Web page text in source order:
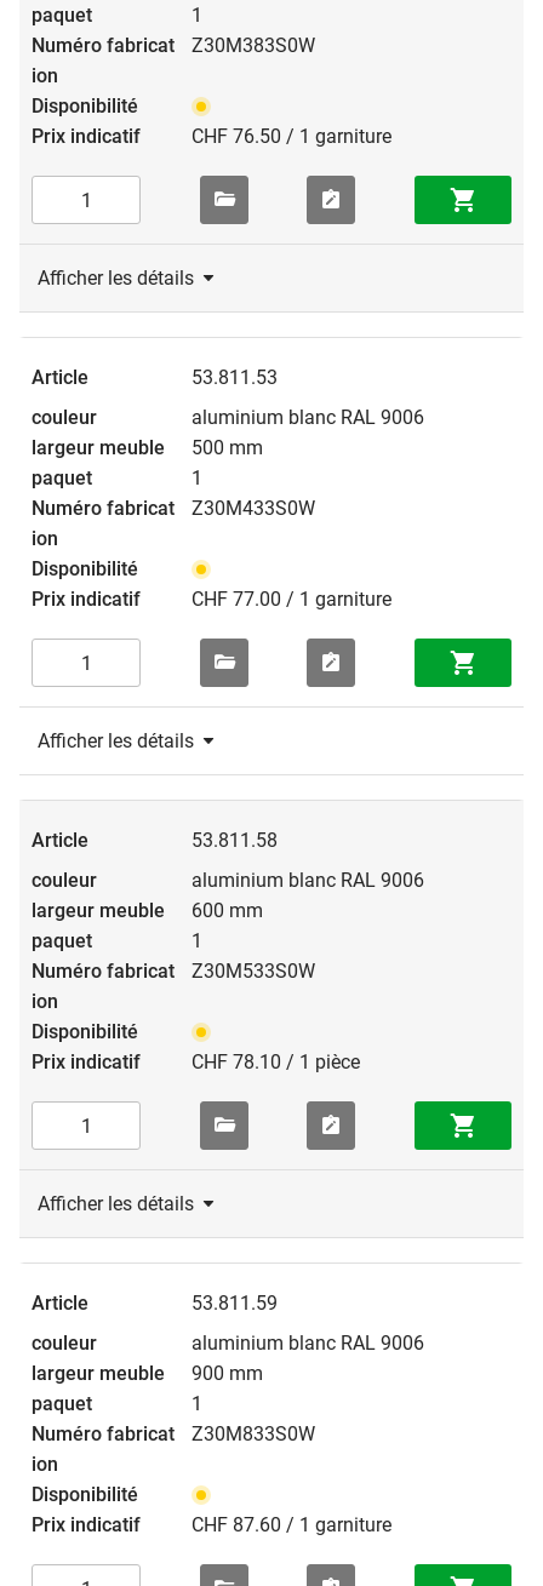
1
Z30M383S0W
CHF 76.50 / 1 garniture
Afficher les détails
53.811.53
aluminium blanc RAL 9006
500 mm
1
Z30M433S0W
CHF 77.00 / 1 garniture
Afficher les détails
53.811.58
aluminium blanc RAL 9006
600 mm
1
Z30M533S0W
CHF 78.10 / 1 pièce
Afficher les détails
53.811.59
aluminium blanc RAL 9006
900 mm
1
Z30M833S0W
CHF 87.60 / 1 garniture